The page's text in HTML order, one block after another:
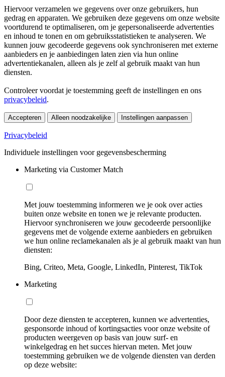
Hiervoor verzamelen we gegevens over onze gebruikers, hun
gedrag en apparaten. We gebruiken deze gegevens om onze website
voortdurend te optimaliseren, om je gepersonaliseerde advertenties
en inhoud te tonen en om gebruiksstatistieken te analyseren. We
kunnen jouw gecodeerde gegevens ook synchroniseren met externe
aanbieders en je aanbiedingen laten zien via hun online
advertentiekanalen, alleen als je zelf al gebruik maakt van hun
diensten.
Controleer voordat je toestemming geeft de instellingen en ons
privacybeleid.
Accepteren Alleen noodzakelijke Instellingen aanpassen
Privacybeleid
Individuele instellingen voor gegevensbescherming
Marketing via Customer Match
Met jouw toestemming informeren we je ook over acties
buiten onze website en tonen we je relevante producten.
Hiervoor synchroniseren we jouw gecodeerde persoonlijke
gegevens met de volgende externe aanbieders en gebruiken
we hun online reclamekanalen als je al gebruik maakt van hun
diensten:
Bing, Criteo, Meta, Google, LinkedIn, Pinterest, TikTok
Marketing
Door deze diensten te accepteren, kunnen we advertenties,
gesponsorde inhoud of kortingsacties voor onze website of
producten weergeven op basis van jouw surf- en
winkelgedrag en het succes hiervan meten. Met jouw
toestemming gebruiken we de volgende diensten van derden
op deze website: